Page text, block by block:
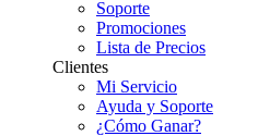
Soporte
Promociones
Lista de Precios
Clientes
Mi Servicio
Ayuda y Soporte
¿Cómo Ganar?